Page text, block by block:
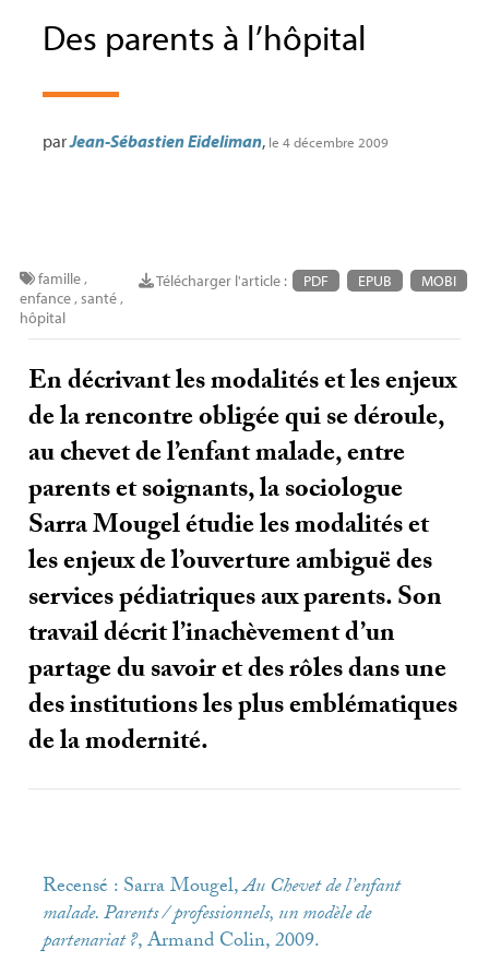
Des parents à l’hôpital
parJean-Sébastien Eideliman, le 4 décembre 2009
Télécharger l'article : PDF EPUB MOBI
famille,
enfance,santé,
hôpital
En décrivant les modalités et les enjeux
de la rencontre obligée qui se déroule,
au chevet de l’enfant malade, entre
parents et soignants, la sociologue
Sarra Mougel étudie les modalités et
les enjeux de l’ouverture ambiguë des
services pédiatriques aux parents. Son
travail décrit l’inachèvement d’un
partage du savoir et des rôles dans une
des institutions les plus emblématiques
de la modernité.
Recensé : Sarra Mougel,Au Chevet de l’enfant
malade. Parents / professionnels, un modèle de
partenariat?, Armand Colin, 2009.